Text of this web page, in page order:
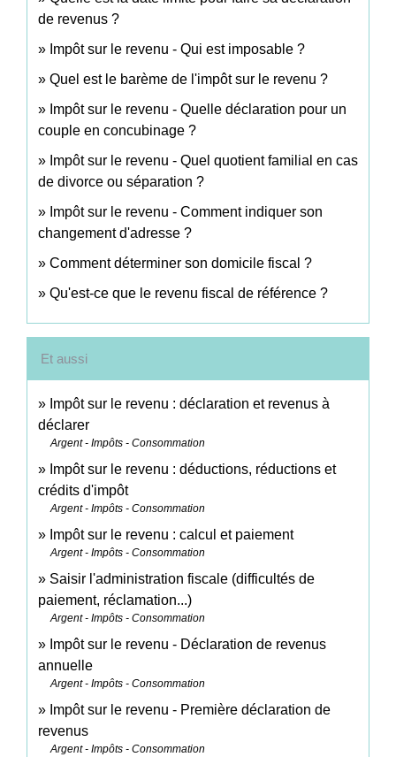
de revenus ?
Impôt sur le revenu - Qui est imposable ?
Quel est le barème de l'impôt sur le revenu ?
Impôt sur le revenu - Quelle déclaration pour un
couple en concubinage ?
Impôt sur le revenu - Quel quotient familial en cas
de divorce ou séparation ?
Impôt sur le revenu - Comment indiquer son
changement d'adresse ?
Comment déterminer son domicile fiscal ?
Qu'est-ce que le revenu fiscal de référence ?
Et aussi
Impôt sur le revenu : déclaration et revenus à
déclarer
Argent - Impôts - Consommation
Impôt sur le revenu : déductions, réductions et
crédits d'impôt
Argent - Impôts - Consommation
Impôt sur le revenu : calcul et paiement
Argent - Impôts - Consommation
Saisir l'administration fiscale (difficultés de
paiement, réclamation...)
Argent - Impôts - Consommation
Impôt sur le revenu - Déclaration de revenus
annuelle
Argent - Impôts - Consommation
Impôt sur le revenu - Première déclaration de
revenus
Argent - Impôts - Consommation